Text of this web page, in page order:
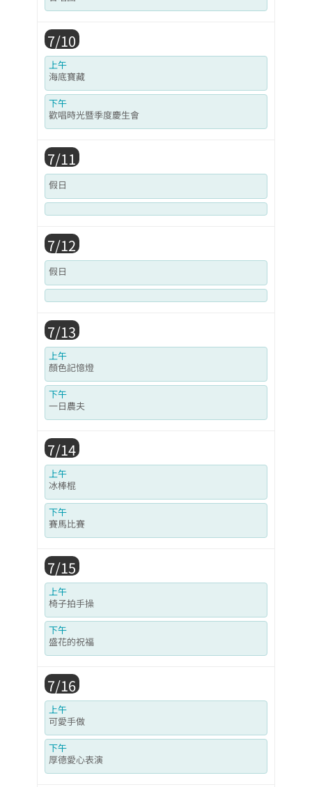
7/10
上午
海底寶藏
下午
歡唱時光暨季度慶生會
7/11
假日
7/12
假日
7/13
上午
顏色記憶燈
下午
一日農夫
7/14
上午
冰棒棍
下午
賽馬比賽
7/15
上午
椅子拍手操
下午
盛花的祝福
7/16
上午
可愛手做
下午
厚德愛心表演